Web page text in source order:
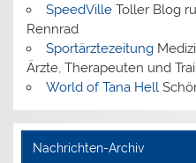
SpeedVilleToller Blog
Rennrad
Sportärztezeitung
Ärzte, Therapeuten und
World of Tana Hell
Nachrichten-Archiv